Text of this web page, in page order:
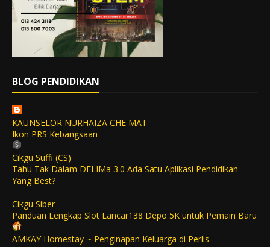
BLOG PENDIDIKAN
KAUNSELOR NURHAIZA CHE MAT
Ikon PRS Kebangsaan
Cikgu Suffi (CS)
Tahu Tak Dalam DELIMa 3.0 Ada Satu Aplikasi Pendidikan
Yang Best?
Cikgu Siber
Panduan Lengkap Slot Lancar138 Depo 5K untuk Pemain Baru
AMKAY Homestay ~ Penginapan Keluarga di Perlis